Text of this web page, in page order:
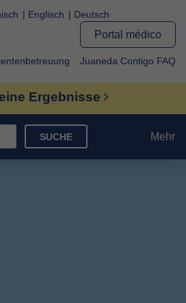
Englisch Deutsch
Portal médico
Juaneda Contigo FAQ
Ergebnisse
SUCHE Mehr